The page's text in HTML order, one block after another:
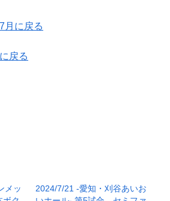
月に戻る
戻る
メッ
2024/7/21 -愛知・刈谷あいお